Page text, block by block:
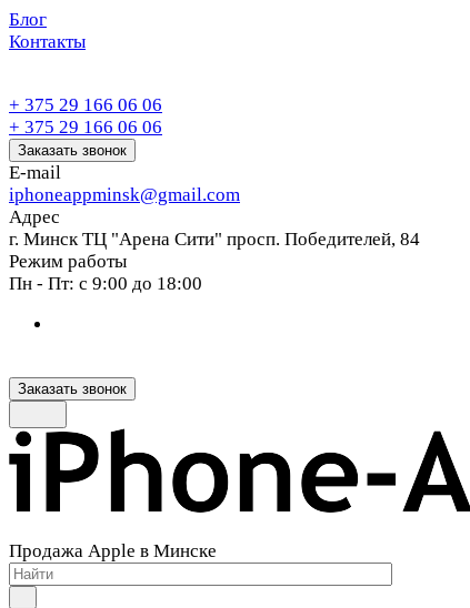
Блог
Контакты
+ 375 29 166 06 06
+ 375 29 166 06 06
Заказать звонок
E-mail
iphoneappminsk@gmail.com
Адрес
г. Минск ТЦ "Арена Сити" просп. Победителей, 84
Режим работы
Пн - Пт: с 9:00 до 18:00
Заказать звонок
Продажа Apple в Минске